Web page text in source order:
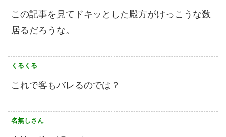
この記事を見てドキッとした殿方がけっこうな数
居るだろうな。
くるくる
これで客もバレるのでは？
名無しさん